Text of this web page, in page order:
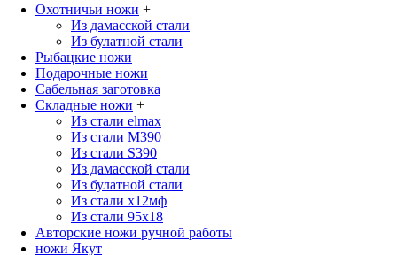
Охотничьи ножи +
Из дамасской стали
Из булатной стали
Рыбацкие ножи
Подарочные ножи
Сабельная заготовка
Складные ножи +
Из стали elmax
Из стали М390
Из стали S390
Из дамасской стали
Из булатной стали
Из стали х12мф
Из стали 95х18
Авторские ножи ручной работы
ножи Якут